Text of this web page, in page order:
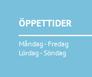
ÖPPETTIDER
Måndag - Fredag
Lördag - Söndag